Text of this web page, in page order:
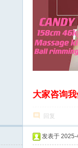
大家咨询
回复
发表于